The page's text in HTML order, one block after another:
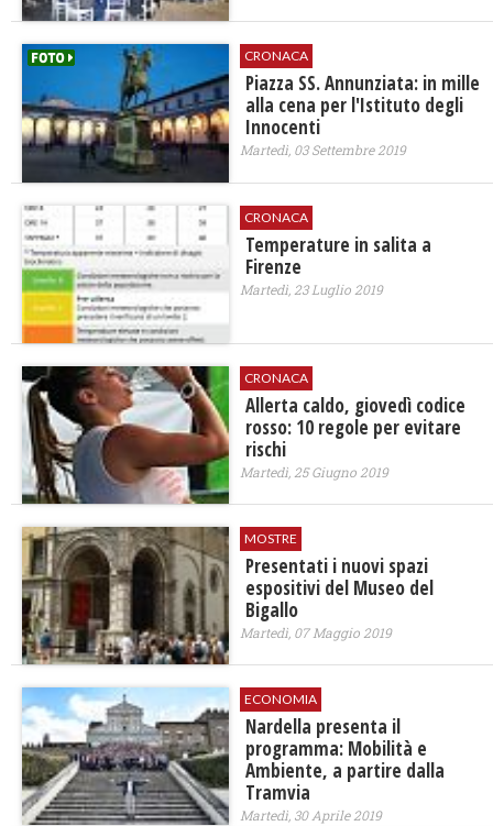
CRONACA
Piazza SS. Annunziata: in mille
alla cena per l'Istituto degli
Innocenti
Martedì, 03 Settembre 2019
CRONACA
Temperature in salita a
Firenze
Martedì, 23 Luglio 2019
CRONACA
Allerta caldo, giovedì codice
rosso: 10 regole per evitare
rischi
Martedì, 25 Giugno 2019
MOSTRE
Presentati i nuovi spazi
espositivi del Museo del
Bigallo
Martedì, 07 Maggio 2019
ECONOMIA
Nardella presenta il
programma: Mobilità e
Ambiente, a partire dalla
Tramvia
Martedì, 30 Aprile 2019